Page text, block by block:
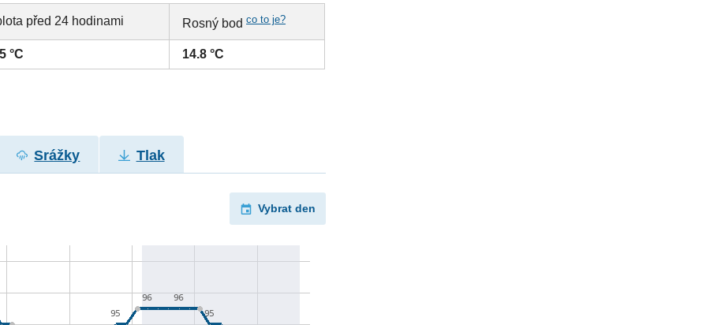
před 24 hodinami Rosný bodco to je?
°C 14.8 °C
Srážky Tlak
Vybrat den